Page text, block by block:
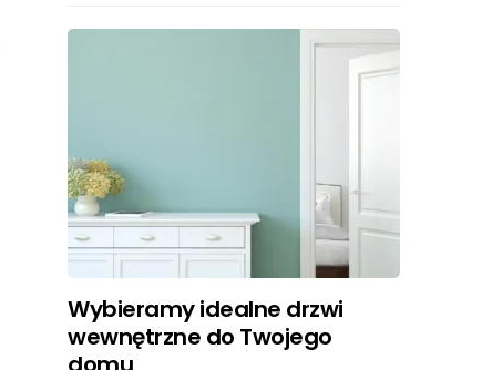
Wybieramy idealne drzwi
wewnętrzne do Twojego